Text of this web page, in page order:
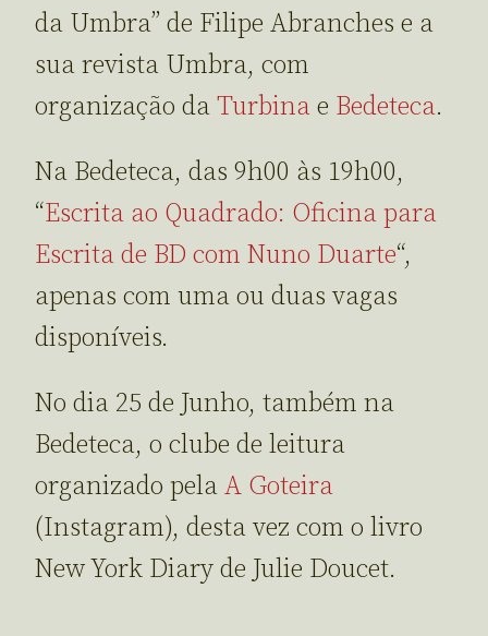
da Umbra” de Filipe Abranches e a
sua revista Umbra, com
organização da Turbina e Bedeteca.
Na Bedeteca, das 9h00 às 19h00,
“Escrita ao Quadrado: Oficina para
Escrita de BD com Nuno Duarte“,
apenas com uma ou duas vagas
disponíveis.
No dia 25 de Junho, também na
Bedeteca, o clube de leitura
organizado pela A Goteira
(Instagram), desta vez com o livro
New York Diary de Julie Doucet.